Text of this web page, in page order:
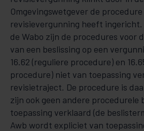
Omgevingswetgever de
revisievergunning heeft
de Wabo zijn de procedures voor
van een beslissing op een
16.62 (reguliere procedure) en
procedure) niet van toepassing
revisietraject. De procedure is
zijn ook geen andere procedurele
toepassing verklaard (de
Awb wordt expliciet van